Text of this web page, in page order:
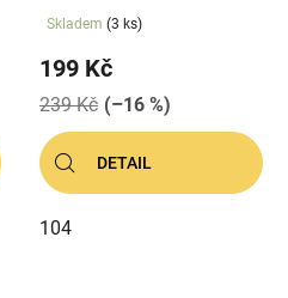
Skladem (3 ks)
199 Kč
239 Kč (–16 %)
DETAIL
104